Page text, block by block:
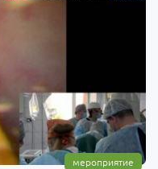
мероприятие